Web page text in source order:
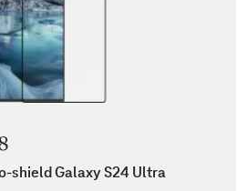
shield Galaxy S24 Ultra